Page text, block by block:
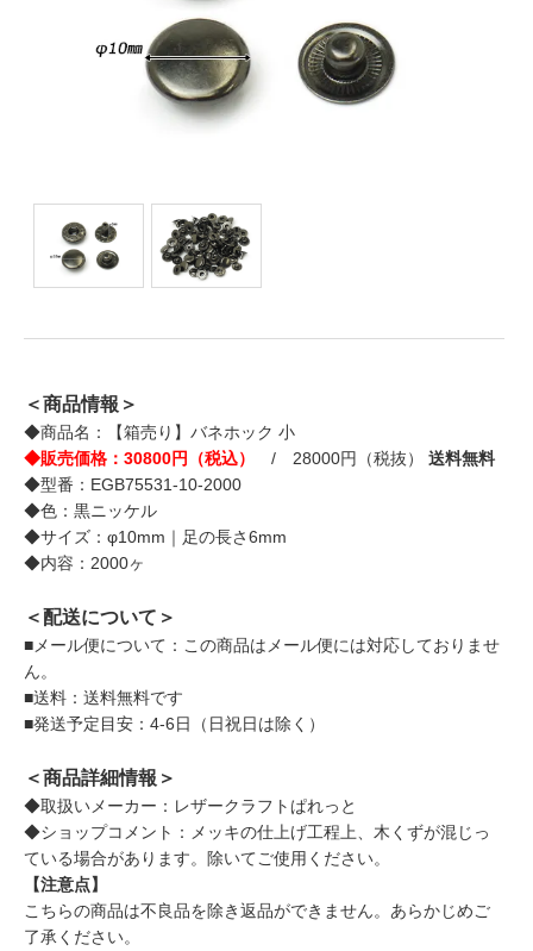
＜商品情報＞
◆商品名：【箱売り】バネホック 小
◆販売価格：30800円（税込）
/ 28000円（税抜） 送料無料
◆型番：EGB75531-10-2000
◆色：黒ニッケル
◆サイズ：φ10mm｜足の長さ6mm
◆内容：2000ヶ
＜配送について＞
■メール便について：この商品はメール便には対応しておりませ
ん。
■送料：送料無料です
■発送予定目安：4-6日（日祝日は除く）
＜商品詳細情報＞
◆取扱いメーカー：レザークラフトぱれっと
◆ショップコメント：メッキの仕上げ工程上、木くずが混じっ
ている場合があります。除いてご使用ください。
【注意点】
こちらの商品は不良品を除き返品ができません。あらかじめご
了承ください。